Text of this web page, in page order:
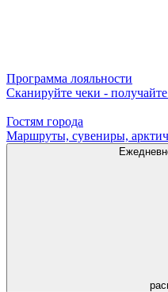
Программа лояльности
Сканируйте чеки -
Гостям города
Маршруты, сувениры,